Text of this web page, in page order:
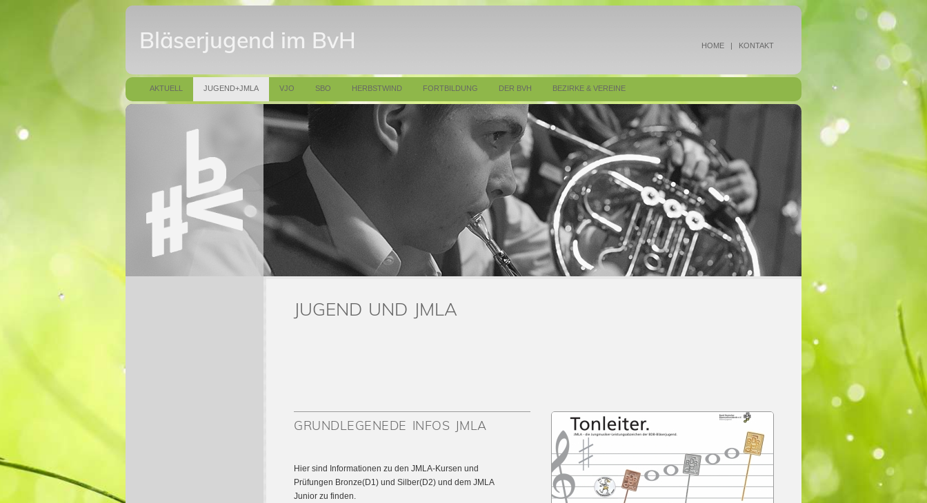
Bläserjugend im BvH HOME | KONTAKT
AKTUELL JUGEND+JMLA VJO SBO HERBSTWIND FORTBILDUNG DER BVH BEZIRKE & VEREINE
JUGEND UND JMLA
GRUNDLEGENEDE INFOS JMLA
Hier sind Informationen zu den JMLA-Kursen und
Prüfungen Bronze(D1) und Silber(D2) und dem JMLA
Junior zu finden.